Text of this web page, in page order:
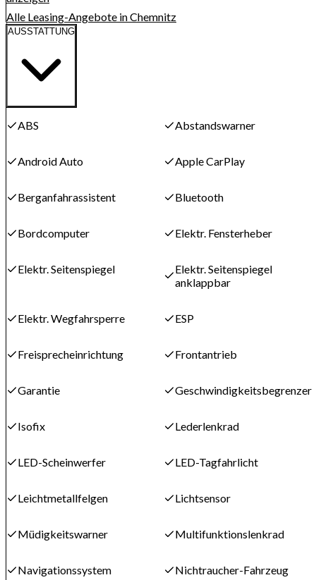
Alle Leasing-Angebote in Chemnitz
AUSSTATTUNG
ABS Abstandswarner
Android Auto Apple CarPlay
Berganfahrassistent Bluetooth
Bordcomputer Elektr. Fensterheber
Elektr. Seitenspiegel
Elektr. Seitenspiegel
anklappbar
Elektr. Wegfahrsperre ESP
Freisprecheinrichtung Frontantrieb
Garantie Geschwindigkeitsbegrenzer
Isofix Lederlenkrad
LED-Scheinwerfer LED-Tagfahrlicht
Leichtmetallfelgen Lichtsensor
Müdigkeitswarner Multifunktionslenkrad
Navigationssystem Nichtraucher-Fahrzeug